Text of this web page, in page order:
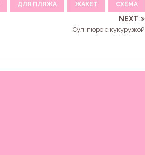
ДЛЯ ПЛЯЖА ЖАКЕТ СХЕМА
NEXT
Суп-пюре с кукурузкой